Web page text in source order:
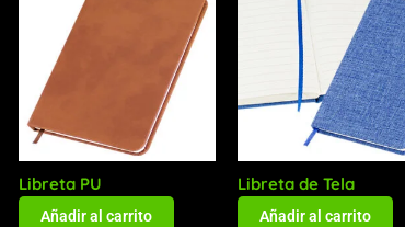
Libreta PU
Añadir al carrito
Libreta de Tela
Añadir al carrito